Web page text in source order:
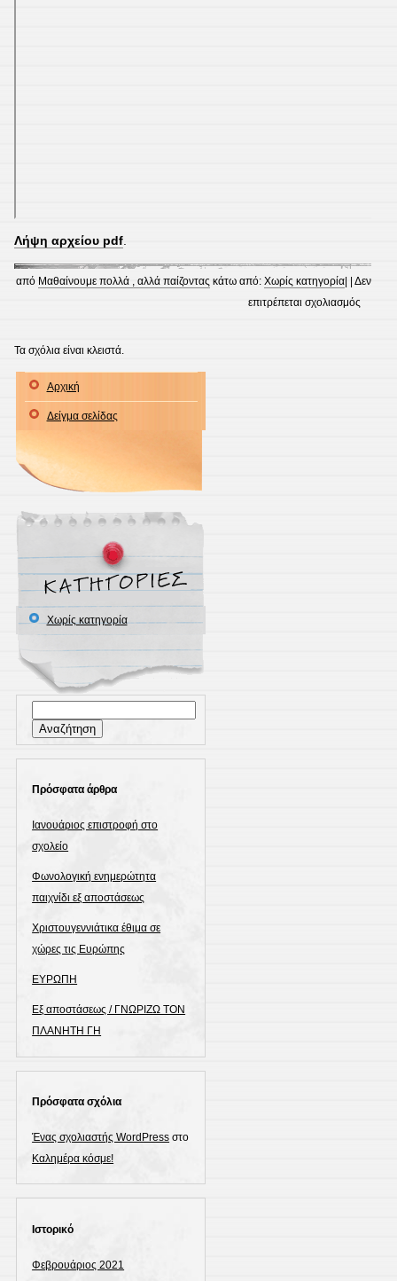
Λήψη αρχείου pdf
από Μαθαίνουμε πολλά , αλλά παίζοντας κάτω από:Χωρίς κατηγορία | |Δεν
επιτρέπεται σχολιασμός
Τα σχόλια είναι κλειστά.
Αρχική
Δείγμα σελίδας
Χωρίς κατηγορία
για:
Πρόσφατα άρθρα
Ιανουάριος επιστροφή στο
σχολείο
Φωνολογική ενημερώτητα
παιχνίδι εξ αποστάσεως
Χριστουγεννιάτικα έθιμα σε
χώρες τις Ευρώπης
ΕΥΡΩΠΗ
Εξ αποστάσεως / ΓΝΩΡΙΖΩ ΤΟΝ
ΠΛΑΝΗΤΗ ΓΗ
Πρόσφατα σχόλια
Ένας σχολιαστής WordPress στο
Καλημέρα κόσμε!
Ιστορικό
Φεβρουάριος 2021